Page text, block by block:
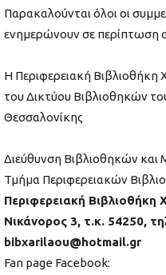
Παρακαλούνται όλοι οι
ενημερώνουν σε περίπτωση
Η Περιφερειακή Βιβλιοθήκη
του Δικτύου Βιβλιοθηκών
Θεσσαλονίκης
Διεύθυνση Βιβλιοθηκών και
Τμήμα Περιφερειακών
Περιφερειακή Βιβλιοθήκη
Νικάνορος 3, τ.κ. 54250,
bibxarilaou@hotmail.gr
Fan page Facebook: